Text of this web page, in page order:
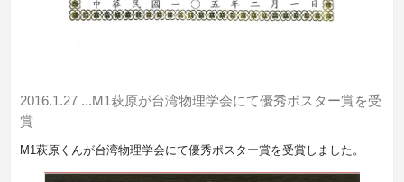
2016.1.27 ...M1萩原が台湾物理学会にて優秀ポスター賞を受
賞
M1萩原くんが台湾物理学会にて優秀ポスター賞を受賞しました。